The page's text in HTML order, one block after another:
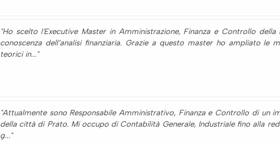
"Ho scelto l'Executive Master in Amministrazione, Finanza e Controllo
conoscenza dell’analisi finanziaria. Grazie a questo master ho ampliato
teorici in..."
"Attualmente sono Responsabile Amministrativo, Finanza e Controllo di un
della città di Prato. Mi occupo di Contabilità Generale, Industriale fino alla
g..."